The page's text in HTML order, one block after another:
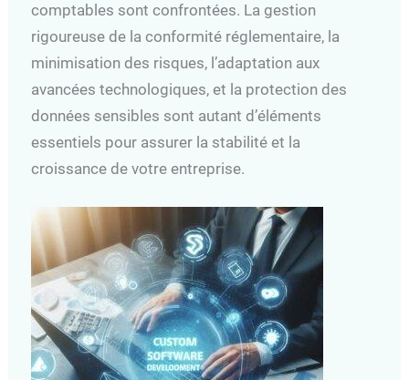
comptables sont confrontées. La gestion
rigoureuse de la conformité réglementaire, la
minimisation des risques, l’adaptation aux
avancées technologiques, et la protection des
données sensibles sont autant d’éléments
essentiels pour assurer la stabilité et la
croissance de votre entreprise.